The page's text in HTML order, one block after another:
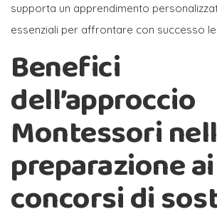
supporta un apprendimento
essenziali per affrontare con successo
Benefici
dell’approccio
Montessori
preparazione ai
concorsi di